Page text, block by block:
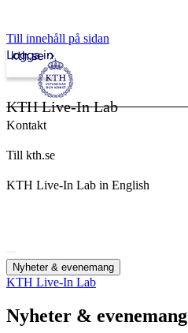
Till innehåll på sidan
kth.se
Logga in
KTH Live-In Lab
Kontakt
Till kth.se
KTH Live-In Lab in English
Nyheter & evenemang
KTH Live-In Lab
Nyheter & evenemang